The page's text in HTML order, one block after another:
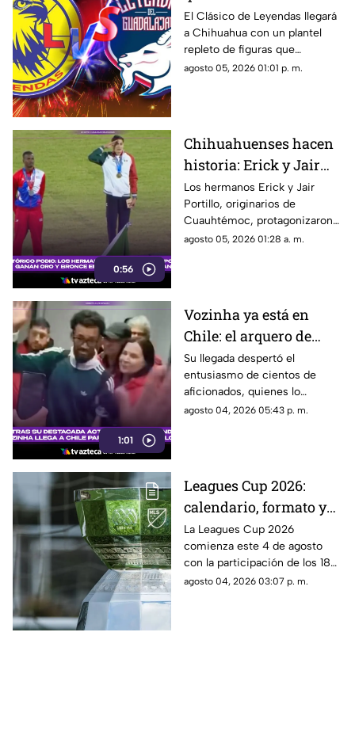
Clásico de Leyendas
entre América y Chivas
en Chihuahua
El Clásico de Leyendas llegará
a Chihuahua con un plantel
repleto de figuras que
marcaron una época en la Liga
agosto 05, 2026 01:01 p. m.
0:56
Chihuahuenses hacen
historia: Erick y Jair
Portillo conquistan el
salto de altura en Santo
Domingo 2026
Los hermanos Erick y Jair
Portillo, originarios de
Cuauhtémoc, protagonizaron
una jornada histórica para el
agosto 05, 2026 01:28 a. m.
1:01
Vozinha ya está en
Chile: el arquero de
Cabo Verde se acerca a
convertirse en refuerzo
de Colo Colo
Su llegada despertó el
entusiasmo de cientos de
aficionados, quienes lo
recibieron con cánticos y
agosto 04, 2026 05:43 p. m.
Leagues Cup 2026:
calendario, formato y
todo lo que debes saber
del torneo entre Liga
MX y MLS
La Leagues Cup 2026
comienza este 4 de agosto
con la participación de los 18
clubes de la Liga MX y los 18
agosto 04, 2026 03:07 p. m.